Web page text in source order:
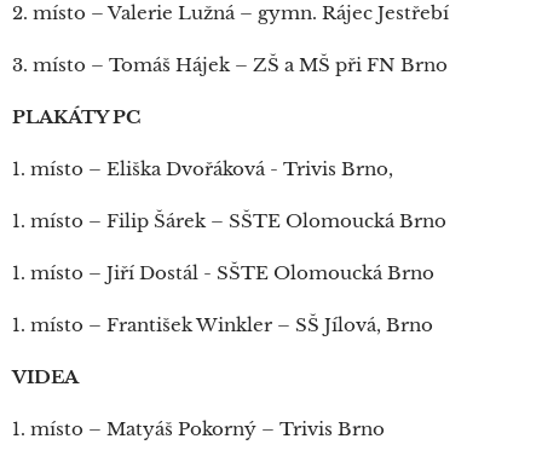
2. místo – Valerie Lužná – gymn. Rájec Jestřebí
3. místo – Tomáš Hájek – ZŠ a MŠ při FN Brno
PLAKÁTY PC
1. místo – Eliška Dvořáková - Trivis Brno,
1. místo – Filip Šárek – SŠTE Olomoucká Brno
1. místo – Jiří Dostál - SŠTE Olomoucká Brno
1. místo – František Winkler – SŠ Jílová, Brno
VIDEA
1. místo – Matyáš Pokorný – Trivis Brno